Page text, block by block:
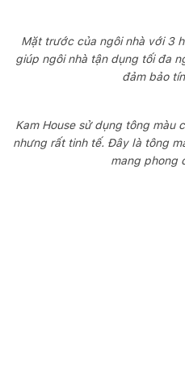
Mặt trước của ngôi nhà với 3
giúp ngôi nhà tận dụng tối đa
đảm bảo
Kam House sử dụng tông màu
nhưng rất tinh tế. Đây là tông
mang phong